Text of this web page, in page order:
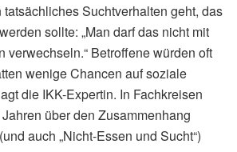
Suchtverhalten geht, das
sollte: „Man darf das nicht mit
verwechseln.“ Betroffene würden oft
wenige Chancen auf soziale
die IKK-Expertin. In Fachkreisen
über den Zusammenhang
auch „Nicht-Essen und Sucht“)